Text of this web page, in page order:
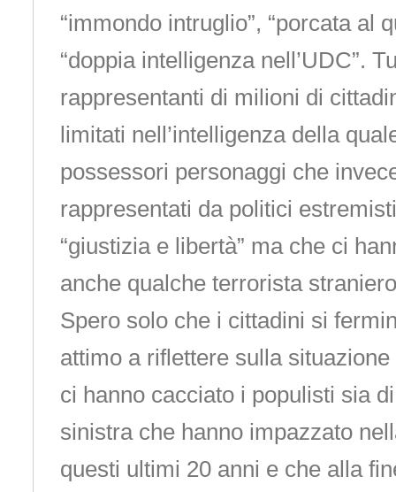
“immondo intruglio”, “porcata al
“doppia intelligenza nell’UDC”.
rappresentanti di milioni di
limitati nell’intelligenza della
possessori personaggi che
rappresentati da politici
“giustizia e libertà” ma che ci
anche qualche terrorista
Spero solo che i cittadini si
attimo a riflettere sulla
ci hanno cacciato i populisti sia
sinistra che hanno impazzato
questi ultimi 20 anni e che alla